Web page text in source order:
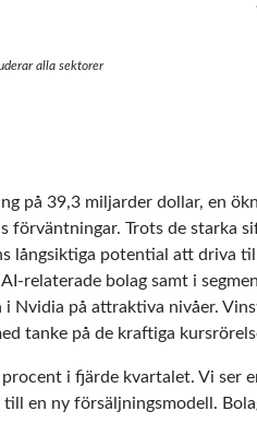
alla sektorer
på 39,3 miljarder dollar, en
förväntningar. Trots de starka
långsiktiga potential att driva
relaterade bolag samt i
Nvidia på attraktiva nivåer.
tanke på de kraftiga
i fjärde kvartalet. Vi ser
en ny försäljningsmodell.